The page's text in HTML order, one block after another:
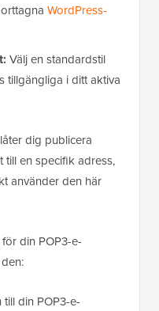
WordPress-
Välj en standardstil
tillgängliga i ditt aktiva
dig publicera
en specifik adress,
använder den här
din POP3-e-
din POP3-e-